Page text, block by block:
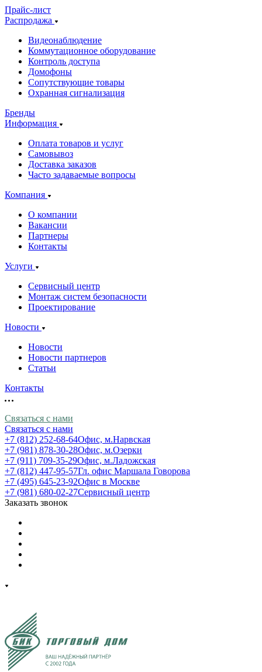
Прайс-лист
Распродажа
Видеонаблюдение
Коммутационное оборудование
Контроль доступа
Домофоны
Сопутствующие товары
Охранная сигнализация
Бренды
Информация
Оплата товаров и услуг
Самовывоз
Доставка заказов
Часто задаваемые вопросы
Компания
О компании
Вакансии
Партнеры
Контакты
Услуги
Сервисный центр
Монтаж систем безопасности
Проектирование
Новости
Новости
Новости партнеров
Статьи
Контакты
Связаться с нами
Связаться с нами
+7 (812) 252-68-64Офис, м.Нарвская
+7 (981) 878-30-28Офис, м.Озерки
+7 (911) 709-35-29Офис, м.Ладожская
+7 (812) 447-95-57Гл. офис Маршала Говорова
+7 (495) 645-23-92Офис в Москве
+7 (981) 680-02-27Сервисный центр
Заказать звонок